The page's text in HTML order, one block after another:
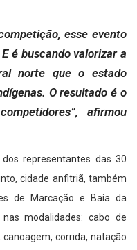
esse evento
é buscando valorizar a
norte que o estado
O resultado é o
afirmou
representantes das 30
cidade anfitriã, também
de Marcação e Baía da
modalidades: cabo de
corrida, natação